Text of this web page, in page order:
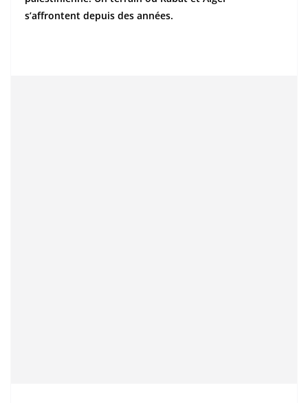
s’affrontent depuis des années.